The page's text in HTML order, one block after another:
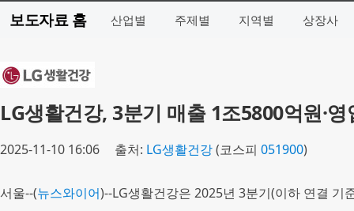
보도자료 홈 산업별 주제별 지역별 상장사
LG생활건강, 3분기 매출 1조5800억원·
2025-11-10 16:06 출처: LG생활건강(코스피 051900)
서울--(뉴스와이어)--LG생활건강은 2025년 3분기(이하 연결